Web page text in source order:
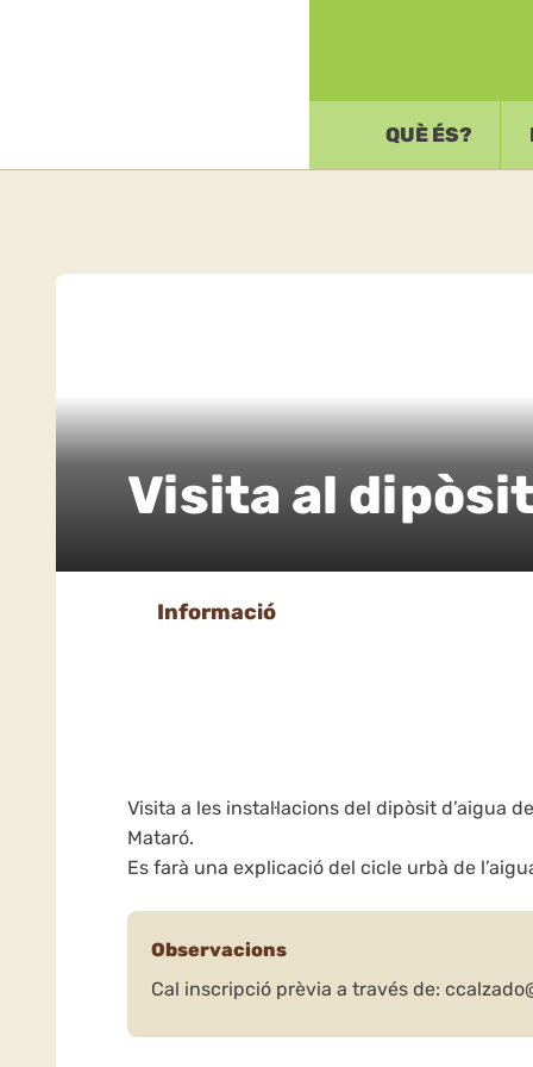
QUÈ ÉS?
Visita al
Informació
Visita a les instal·lacions del dipòsit d’aigua
Mataró.
Es farà una explicació del cicle urbà de
Observacions
Cal inscripció prèvia a través de: